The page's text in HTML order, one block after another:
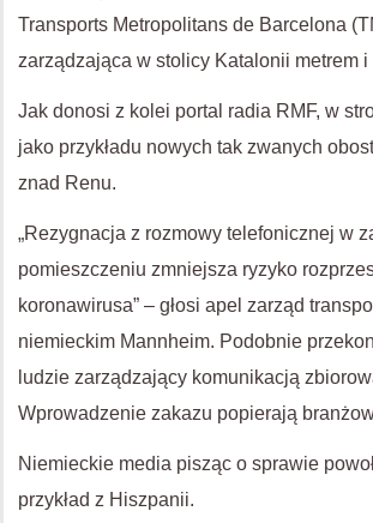
Transports Metropolitans de Barcelona
zarządzająca w stolicy Katalonii metrem i
Jak donosi z kolei portal radia RMF, w
jako przykładu nowych tak zwanych
znad Renu.
„Rezygnacja z rozmowy telefonicznej w
pomieszczeniu zmniejsza ryzyko
koronawirusa” – głosi apel zarząd
niemieckim Mannheim. Podobnie
ludzie zarządzający komunikacją
Wprowadzenie zakazu popierają
Niemieckie media pisząc o sprawie
przykład z Hiszpanii.